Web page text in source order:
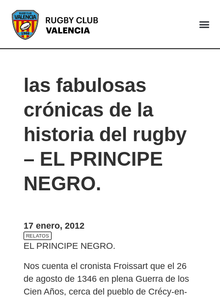
las fabulosas
crónicas de la
historia del rugby
– EL PRINCIPE
NEGRO.
17 enero, 2012
RELATOS
EL PRINCIPE NEGRO.
Nos cuenta el cronista Froissart que el 26
de agosto de 1346 en plena Guerra de los
Cien Años, cerca del pueblo de Crécy-en-